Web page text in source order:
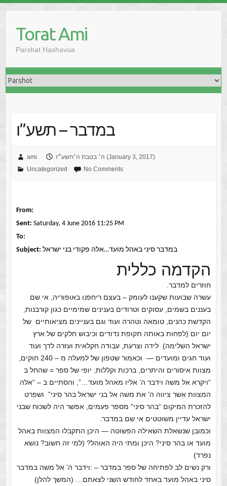
Torat Ami
Parshat Hashavua
במדבר – תשע”ו
ami
ה׳ בטבת ה׳תשע״ז (January 3, 2017)
Uncategorized
No Comments
From:
Sent: Saturday, 4 June 2016 11:25 PM
To:
Subject: במדבר סיני באהל מועד…אלה פקודי בני ישראל
הקדמה כללית
חוזרים למדבר.
עשרה שבועות שקענו לעומק – בעצם ריחפנו באופוריה, אי שם
בעננים בשמים, עסוקים וטרודים בענינים שמימיים כגון קורבנות,
הקדשת כהנים, טומאה וטהרה ועוד וגם בעניינים מציאותיים של
יום יום (לפחות באותה תקופת נדודים וכיבוש חלקים של ארץ
ישראל השלימה) לידה וצרעת, עבודה חקלאית ועזרה לדך ועוד
ועוד חגים ומועדים — וכאמור שטפון של למעלה מ – 240 חוקים,
מצוות איסורים והיתרים, ברכות וקללות, יופי של ספר = שהחל ב
“ויקרא אל משה וידבר ה’ אליו מאהל מועד…”, והסתיים ב – “אלה
המצוות אשר ציווה ה’ את משה אל בני ישראל בהר סיני” ושפרט
להזכרת המיקום “בהר סיני” מספר פעמים, אפשר היה לשכוח שבני
ישראל עדיין משוטטים אי שם במדבר.
וכמובן שנשאלת השאילה הפשוטה — היכן התקבלו המצוות באהל
מועד או בהר סיני? היכן ומתי היה האוהל? (למי זה חשוב? נושא
נפרד)
ורק נשים לב לפתיחה של ספר במדבר – :וידבר ה’ אל משה במדבר
סיני באהל מועד באחד לחודש השני לצאתם… (המשך להלן)